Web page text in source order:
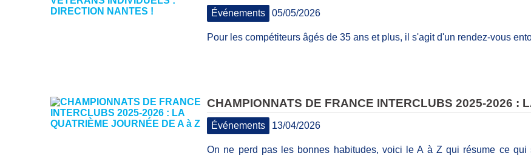
Événements 05/05/2026
Pour les compétiteurs âgés de 35 ans et plus, il s'agit d'un rendez-vous
CHAMPIONNATS DE FRANCE INTERCLUBS 2025-2026 :
Événements 13/04/2026
On ne perd pas les bonnes habitudes, voici le A à Z qui résume ce